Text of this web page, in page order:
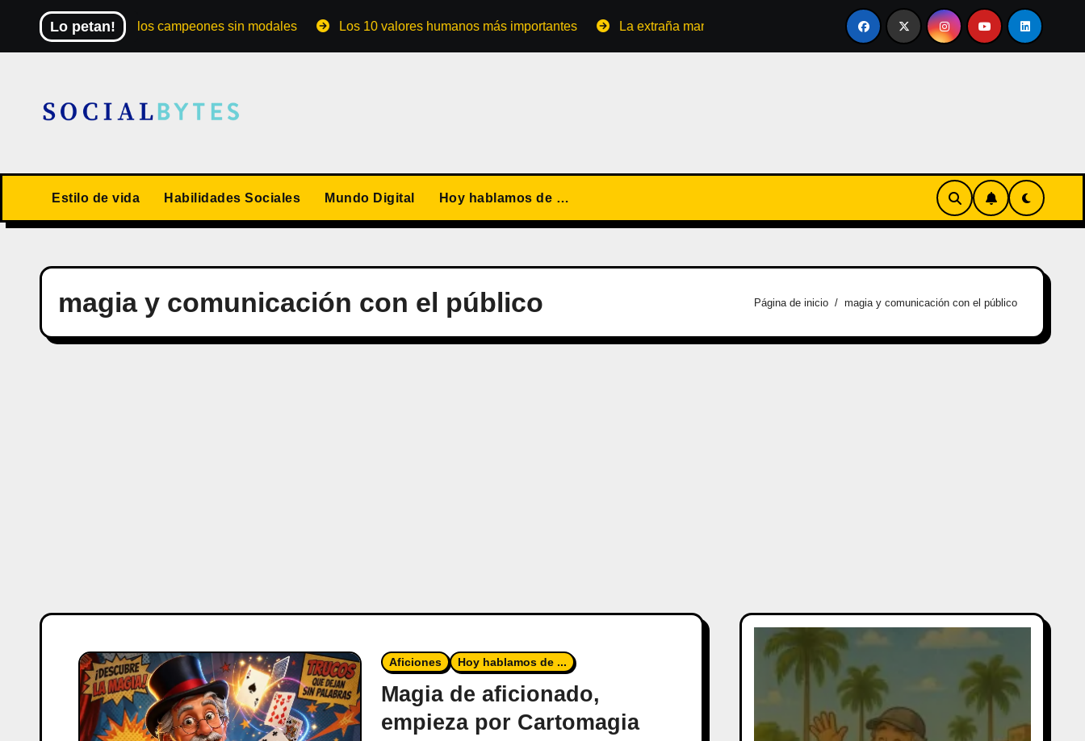
contenido
Lo petan!
El Mundial de los campeones sin modales Los 10 valores humanos más importantes La extraña manera de convertirse en familia El primer tour de la India Chiquitina
Estilo de vida Habilidades Sociales Mundo Digital Hoy hablamos de …
magia y comunicación con el público Página de inicio magia y comunicación con el público
Aficiones Hoy hablamos de ...
Magia de aficionado,
empieza por Cartomagia